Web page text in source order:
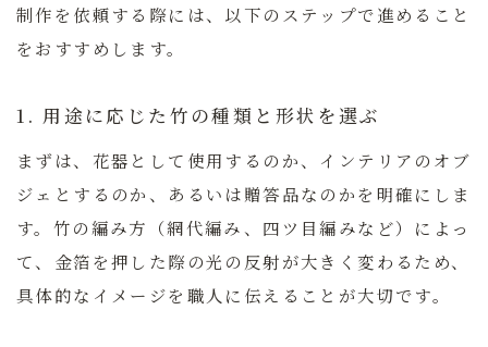
制作を依頼する際には、以下のステップで進めること
をおすすめします。
1. 用途に応じた竹の種類と形状を選ぶ
まずは、花器として使用するのか、インテリアのオブ
ジェとするのか、あるいは贈答品なのかを明確にしま
す。竹の編み方（網代編み、四ツ目編みなど）によっ
て、金箔を押した際の光の反射が大きく変わるため、
具体的なイメージを職人に伝えることが大切です。